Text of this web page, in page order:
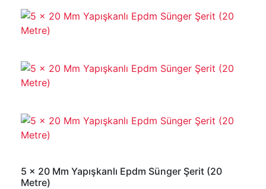
5 x 20 Mm Yapışkanlı Epdm Sünger Şerit (20
Metre)